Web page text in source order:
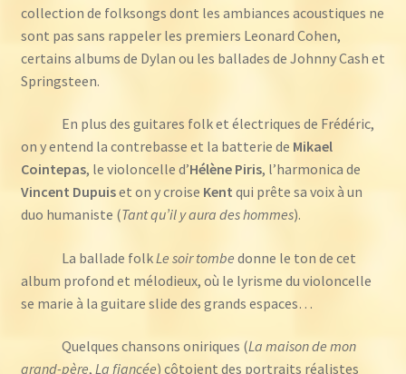
collection de folksongs dont les ambiances acoustiques ne
sont pas sans rappeler les premiers Leonard Cohen,
certains albums de Dylan ou les ballades de Johnny Cash et
Springsteen.
En plus des guitares folk et électriques de Frédéric,
on y entend la contrebasse et la batterie de Mikael
Cointepas, le violoncelle d’Hélène Piris, l’harmonica de
Vincent Dupuiset on y croise Kent qui prête sa voix à un
duo humaniste (Tant qu’il y aura des hommes).
La ballade folk Le soir tombe donne le ton de cet
album profond et mélodieux, où le lyrisme du violoncelle
se marie à la guitare slide des grands espaces…
Quelques chansons oniriques (La maison de mon
grand-père, La fiancée) côtoient des portraits réalistes